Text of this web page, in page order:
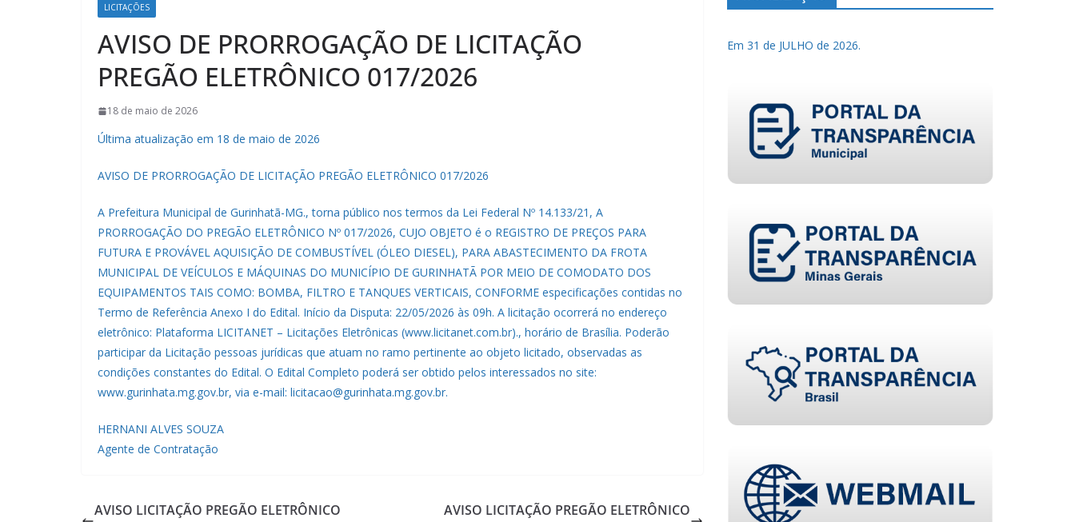
LICITAÇÕES
AVISO DE PRORROGAÇÃO DE LICITAÇÃO
PREGÃO ELETRÔNICO 017/2026
18 de maio de 2026
Última atualização em 18 de maio de 2026
AVISO DE PRORROGAÇÃO DE LICITAÇÃO PREGÃO ELETRÔNICO 017/2026
A Prefeitura Municipal de Gurinhatã-MG., torna público nos termos da Lei Federal Nº 14.133/21, A
PRORROGAÇÃO DO PREGÃO ELETRÔNICO Nº 017/2026, CUJO OBJETO é o REGISTRO DE PREÇOS PARA
FUTURA E PROVÁVEL AQUISIÇÃO DE COMBUSTÍVEL (ÓLEO DIESEL), PARA ABASTECIMENTO DA FROTA
MUNICIPAL DE VEÍCULOS E MÁQUINAS DO MUNICÍPIO DE GURINHATÃ POR MEIO DE COMODATO DOS
EQUIPAMENTOS TAIS COMO: BOMBA, FILTRO E TANQUES VERTICAIS, CONFORME especificações contidas no
Termo de Referência Anexo I do Edital. Início da Disputa: 22/05/2026 às 09h. A licitação ocorrerá no endereço
eletrônico: Plataforma LICITANET – Licitações Eletrônicas (www.licitanet.com.br)., horário de Brasília. Poderão
participar da Licitação pessoas jurídicas que atuam no ramo pertinente ao objeto licitado, observadas as
condições constantes do Edital. O Edital Completo poderá ser obtido pelos interessados no site:
www.gurinhata.mg.gov.br, via e-mail: licitacao@gurinhata.mg.gov.br.
HERNANI ALVES SOUZA
Agente de Contratação
AVISO LICITAÇÃO PREGÃO ELETRÔNICO
AVISO LICITAÇÃO PREGÃO ELETRÔNICO
Em 31 de JULHO de 2026.